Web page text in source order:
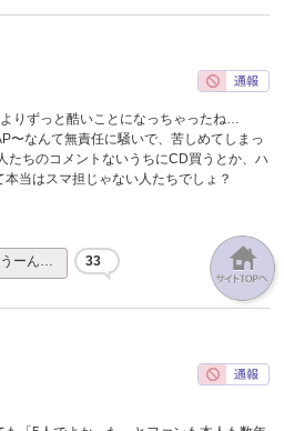
りずっと酷いことになっちゃったね…
〜なんて無責任に騒いで、苦しめてしまっ
たちのコメントないうちにCD買うとか、ハ
当はスマ担じゃない人たちでしょ？
うーん… 33